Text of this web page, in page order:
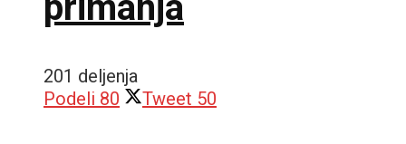
201 deljenja
Podeli 80 Tweet 50